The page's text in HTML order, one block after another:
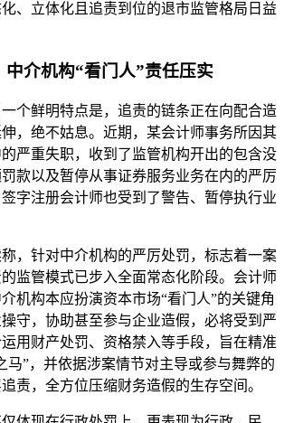
、立体化且追责到位的退市监管格局日益
中介机构“看门人”责任压实
个鲜明特点是，追责的链条正在向配合造
，绝不姑息。近期，某会计师事务所因其
严重失职，收到了监管机构开出的包含没
款以及暂停从事证券服务业务在内的严厉
字注册会计师也受到了警告、暂停执行业
，针对中介机构的严厉处罚，标志着一案
监管模式已步入全面常态化阶段。会计师
机构本应扮演资本市场“看门人”的关键角
守，协助甚至参与企业造假，必将受到严
用财产处罚、资格禁入等手段，旨在精准
马”，并依据涉案情节对主导或参与舞弊的
责，全方位压缩财务造假的生存空间。